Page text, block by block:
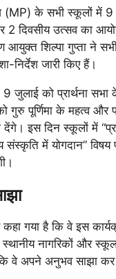
(MP) के सभी स्कूलों में
2 दिवसीय उत्सव का
आयुक्त शिल्पा गुप्ता ने
निर्देश जारी किए हैं।
को प्रार्थना सभा
को गुरु पूर्णिमा के महत्व और
देंगे। इस दिन स्कूलों में
में योगदान” विषय
कहा गया है कि वे इस
स्थानीय नागरिकों और स्कूल
वे अपने अनुभव साझा